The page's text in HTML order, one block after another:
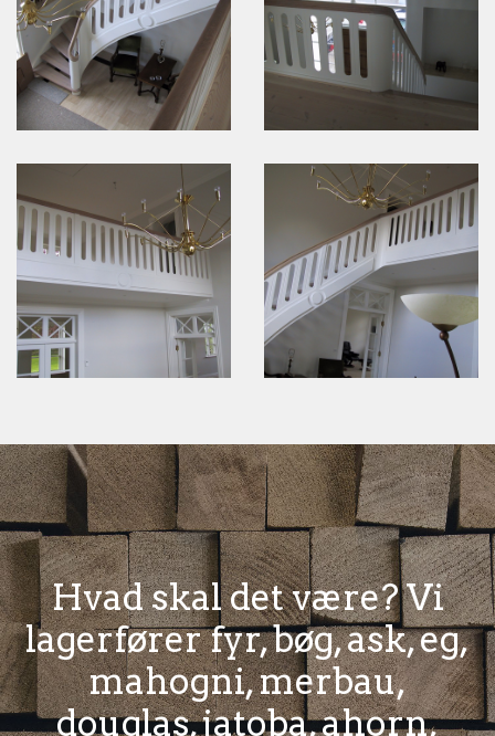
Hvad skal det være? Vi
lagerfører fyr, bøg, ask, eg,
mahogni, merbau,
douglas, jatoba, ahorn,